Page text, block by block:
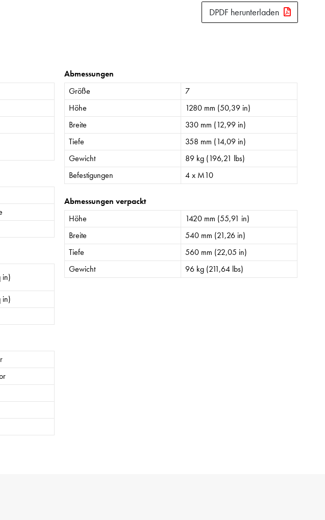
DPDF herunterladen
in)
in)
Abmessungen
Größe
7
Höhe
1280 mm (50,39 in)
Breite
330 mm (12,99 in)
Tiefe
358 mm (14,09 in)
Gewicht
89 kg (196,21 lbs)
Befestigungen
4 x M10
Abmessungen verpackt
Höhe
1420 mm (55,91 in)
Breite
540 mm (21,26 in)
Tiefe
560 mm (22,05 in)
Gewicht
96 kg (211,64 lbs)